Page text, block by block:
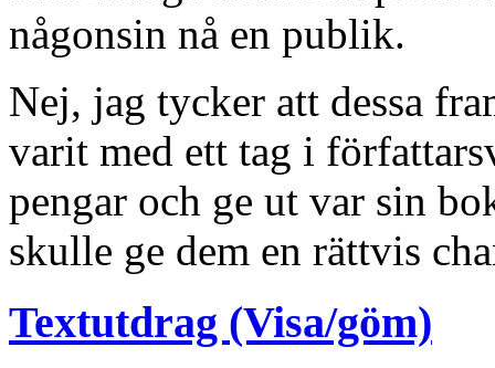
någonsin nå en publik.
Nej, jag tycker att dessa
varit med ett tag i
pengar och ge ut var sin
skulle ge dem en rättvis
Textutdrag (Visa/göm)